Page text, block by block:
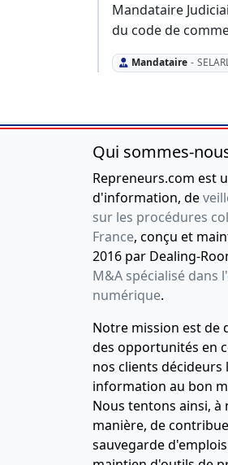
Mandataire
du code de
Mandataire -
Qui sommes-
Repreneurs.com est
d'information, de
sur les procédures
France, conçu et
2016 par Dealing-
M&A spécialisé dans
numérique.
Notre mission est de
des opportunités en
nos clients décideurs
information au bon
Nous tentons ainsi, à
manière, de
sauvegarde